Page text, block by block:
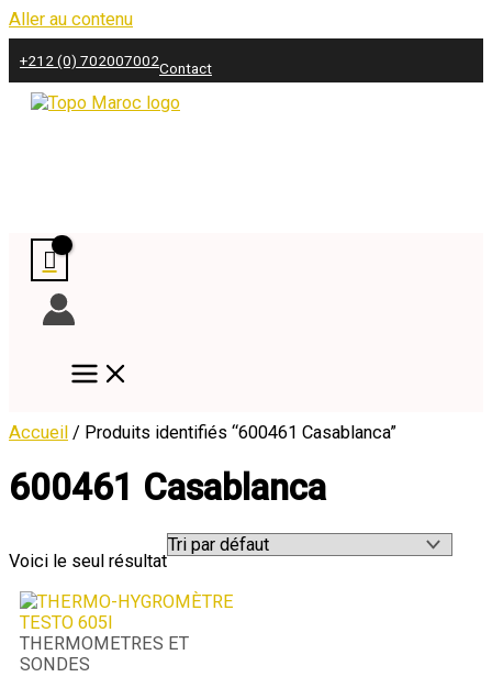
Aller au contenu
+212 (0) 702007002Contact
Accueil / Produits identifiés “600461 Casablanca”
600461 Casablanca
Voici le seul résultat
THERMOMETRES ET
SONDES